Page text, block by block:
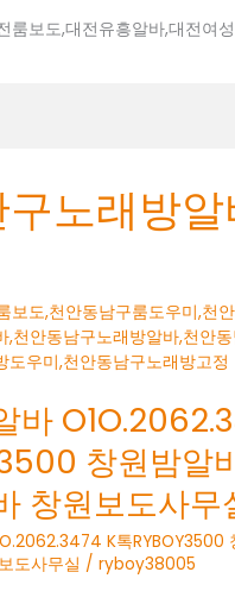
룸보도,대전유흥알바,대전여
노래방
바
창원밤알
창원보도사무
K톡RYBOY3500
도사무실 /ryboy38005